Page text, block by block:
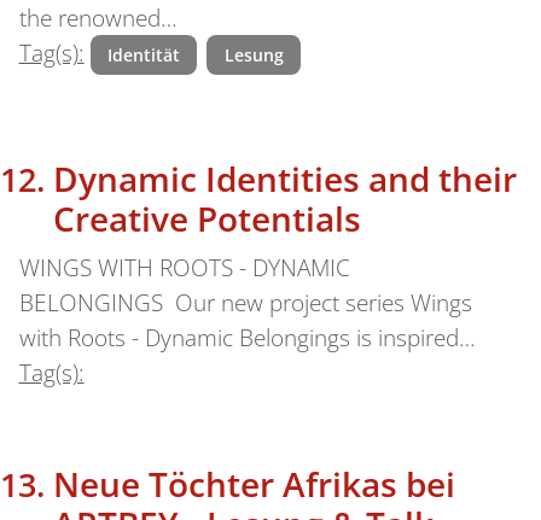
the renowned…
Tag(s):
Identität Lesung
Dynamic Identities and their
Creative Potentials
WINGS WITH ROOTS - DYNAMIC
BELONGINGS Our new project series Wings
with Roots - Dynamic Belongings is inspired…
Tag(s):
Neue Töchter Afrikas bei